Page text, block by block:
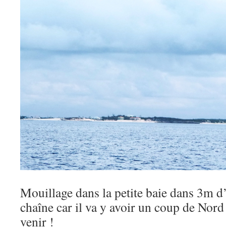
Mouillage dans la petite baie dans 3m
chaîne car il va y avoir un coup de
venir !